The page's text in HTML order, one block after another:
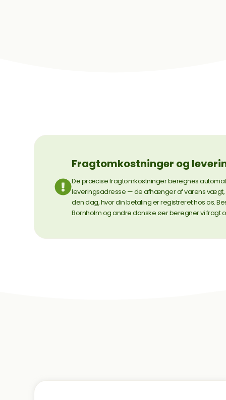
Fragtomkostninger og
De præcise fragtomkostninger beregnes
leveringsadresse — de afhænger af varens
den dag, hvor din betaling er registreret hos os.
Bornholm og andre danske øer beregner vi fragt